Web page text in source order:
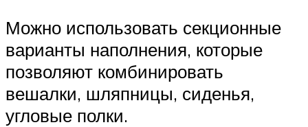
Можно использовать секционные
варианты наполнения, которые
позволяют комбинировать
вешалки, шляпницы, сиденья,
угловые полки.